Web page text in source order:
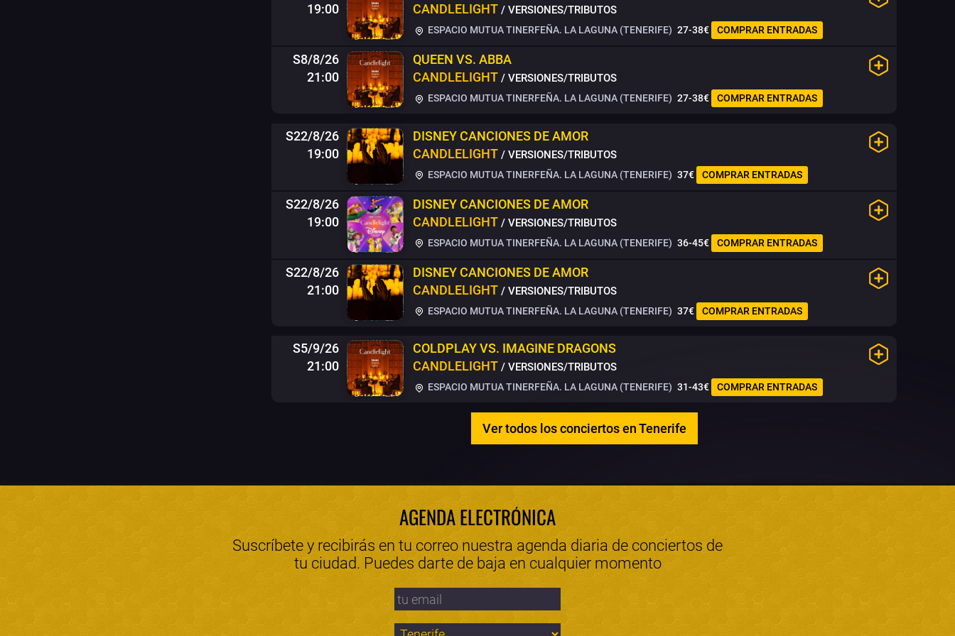
19:00
CANDLELIGHT / VERSIONES/TRIBUTOS
ESPACIO MUTUA TINERFEÑA. LA LAGUNA (TENERIFE) 27-38€ COMPRAR ENTRADAS
S8/8/26
21:00
QUEEN VS. ABBA
CANDLELIGHT / VERSIONES/TRIBUTOS
ESPACIO MUTUA TINERFEÑA. LA LAGUNA (TENERIFE) 27-38€ COMPRAR ENTRADAS
S22/8/26
19:00
DISNEY CANCIONES DE AMOR
CANDLELIGHT / VERSIONES/TRIBUTOS
ESPACIO MUTUA TINERFEÑA. LA LAGUNA (TENERIFE) 37€ COMPRAR ENTRADAS
S22/8/26
19:00
DISNEY CANCIONES DE AMOR
CANDLELIGHT / VERSIONES/TRIBUTOS
ESPACIO MUTUA TINERFEÑA. LA LAGUNA (TENERIFE) 36-45€ COMPRAR ENTRADAS
S22/8/26
21:00
DISNEY CANCIONES DE AMOR
CANDLELIGHT / VERSIONES/TRIBUTOS
ESPACIO MUTUA TINERFEÑA. LA LAGUNA (TENERIFE) 37€ COMPRAR ENTRADAS
S5/9/26
21:00
COLDPLAY VS. IMAGINE DRAGONS
CANDLELIGHT / VERSIONES/TRIBUTOS
ESPACIO MUTUA TINERFEÑA. LA LAGUNA (TENERIFE) 31-43€ COMPRAR ENTRADAS
Ver todos los conciertos en Tenerife
AGENDA ELECTRÓNICA
Suscríbete y recibirás en tu correo nuestra agenda diaria de conciertos de
tu ciudad. Puedes darte de baja en cualquier momento